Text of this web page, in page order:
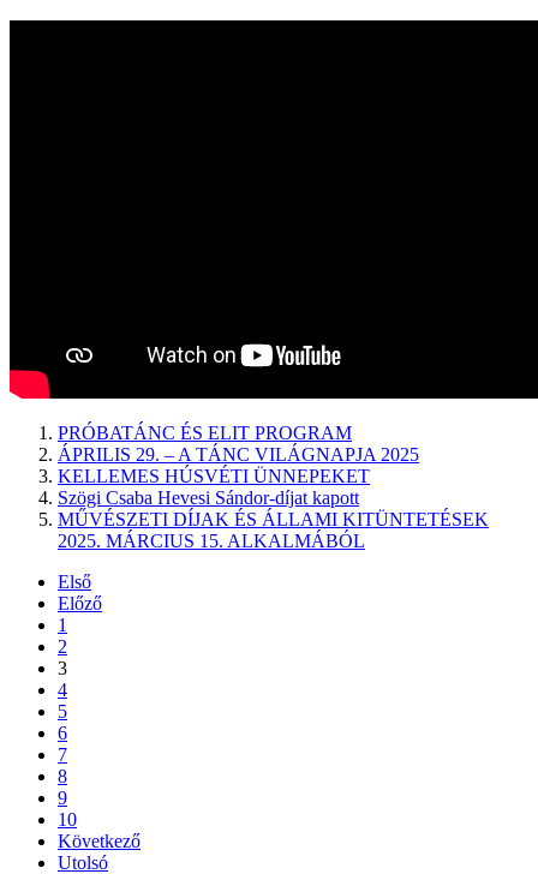
PRÓBATÁNC ÉS ELIT PROGRAM
ÁPRILIS 29. – A TÁNC VILÁGNAPJA 2025
KELLEMES HÚSVÉTI ÜNNEPEKET
Szögi Csaba Hevesi Sándor-díjat kapott
MŰVÉSZETI DÍJAK ÉS ÁLLAMI KITÜNTETÉSEK
2025. MÁRCIUS 15. ALKALMÁBÓL
Első
Előző
1
2
3
4
5
6
7
8
9
10
Következő
Utolsó